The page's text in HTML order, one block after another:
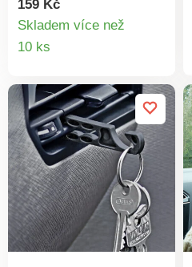
námrazy. Tomu bude
rozhodnete pro
zamlžování na vnitřní
stranu skla.
159 Kč
Skladem více než
10 ks